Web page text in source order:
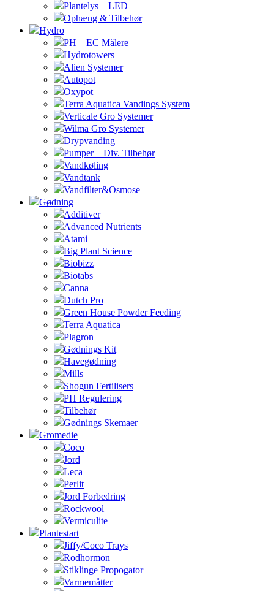
Plantelys – LED
Ophæng & Tilbehør
Hydro
PH – EC Målere
Hydrotowers
Alien Systemer
Autopot
Oxypot
Terra Aquatica Vandings System
Verticale Gro Systemer
Wilma Gro Systemer
Drypvanding
Pumper – Div. Tilbehør
Vandkøling
Vandtank
Vandfilter&Osmose
Gødning
Additiver
Advanced Nutrients
Atami
Big Plant Science
Biobizz
Biotabs
Canna
Dutch Pro
Green House Powder Feeding
Terra Aquatica
Plagron
Gødnings Kit
Havegødning
Mills
Shogun Fertilisers
PH Regulering
Tilbehør
Gødnings Skemaer
Gromedie
Coco
Jord
Leca
Perlit
Jord Forbedring
Rockwool
Vermiculite
Plantestart
Jiffy/Coco Trays
Rodhormon
Stiklinge Propogator
Varmemåtter